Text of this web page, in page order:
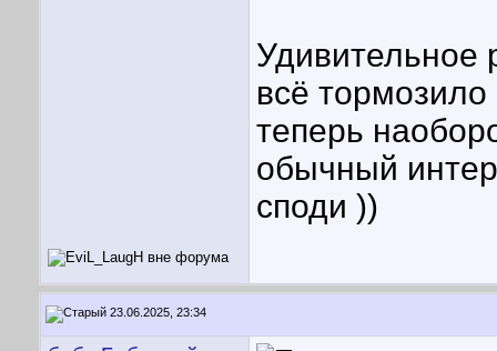
Удивительное
всё
теперь
обычный
споди ))
23.06.2025, 23:34